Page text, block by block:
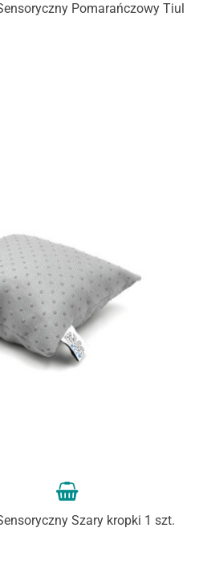
Pomarańczowy Tiul
Szary kropki 1 szt.